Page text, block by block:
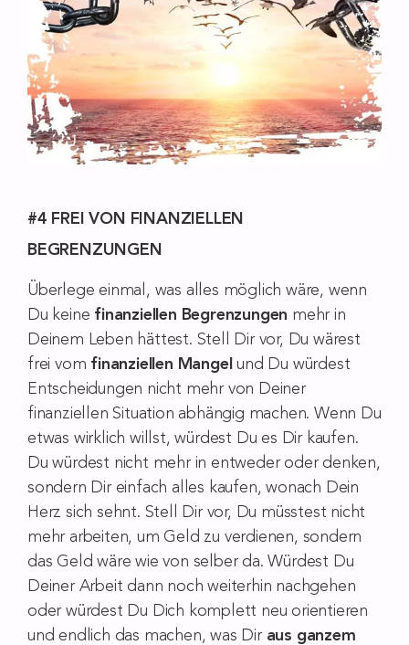
#4 FREI VON FINANZIELLEN
BEGRENZUNGEN
Überlege einmal, was alles möglich wäre, wenn
Du keine finanziellen Begrenzungen mehr in
Deinem Leben hättest. Stell Dir vor, Du wärest
frei vom finanziellen Mangel und Du würdest
Entscheidungen nicht mehr von Deiner
finanziellen Situation abhängig machen. Wenn Du
etwas wirklich willst, würdest Du es Dir kaufen.
Du würdest nicht mehr in entweder oder denken,
sondern Dir einfach alles kaufen, wonach Dein
Herz sich sehnt. Stell Dir vor, Du müsstest nicht
mehr arbeiten, um Geld zu verdienen, sondern
das Geld wäre wie von selber da. Würdest Du
Deiner Arbeit dann noch weiterhin nachgehen
oder würdest Du Dich komplett neu orientieren
und endlich das machen, was Dir aus ganzem